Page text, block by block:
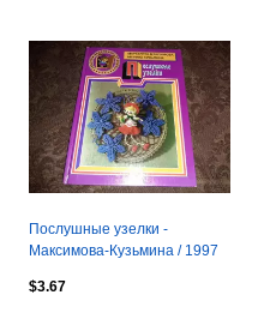
Послушные узелки -
Максимова-Кузьмина / 1997
$3.67